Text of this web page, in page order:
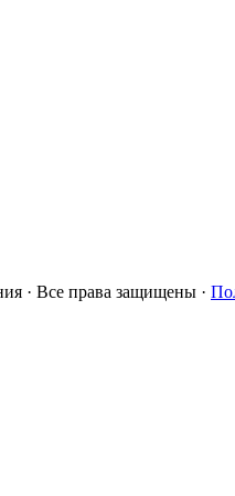
· Все права защищены ·